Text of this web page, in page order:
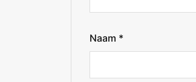
Naam *